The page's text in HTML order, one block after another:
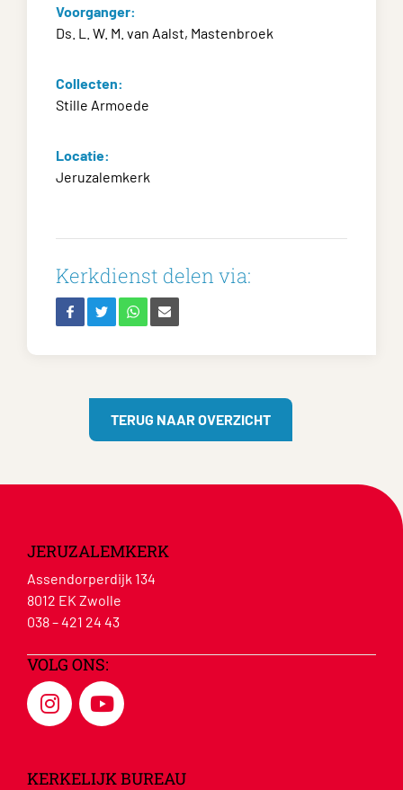
Voorganger:
Ds. L. W. M. van Aalst, Mastenbroek
Collecten:
Stille Armoede
Locatie:
Jeruzalemkerk
Kerkdienst delen via:
TERUG NAAR OVERZICHT
JERUZALEMKERK
Assendorperdijk 134
8012 EK Zwolle
038 – 421 24 43
VOLG ONS:
KERKELIJK BUREAU